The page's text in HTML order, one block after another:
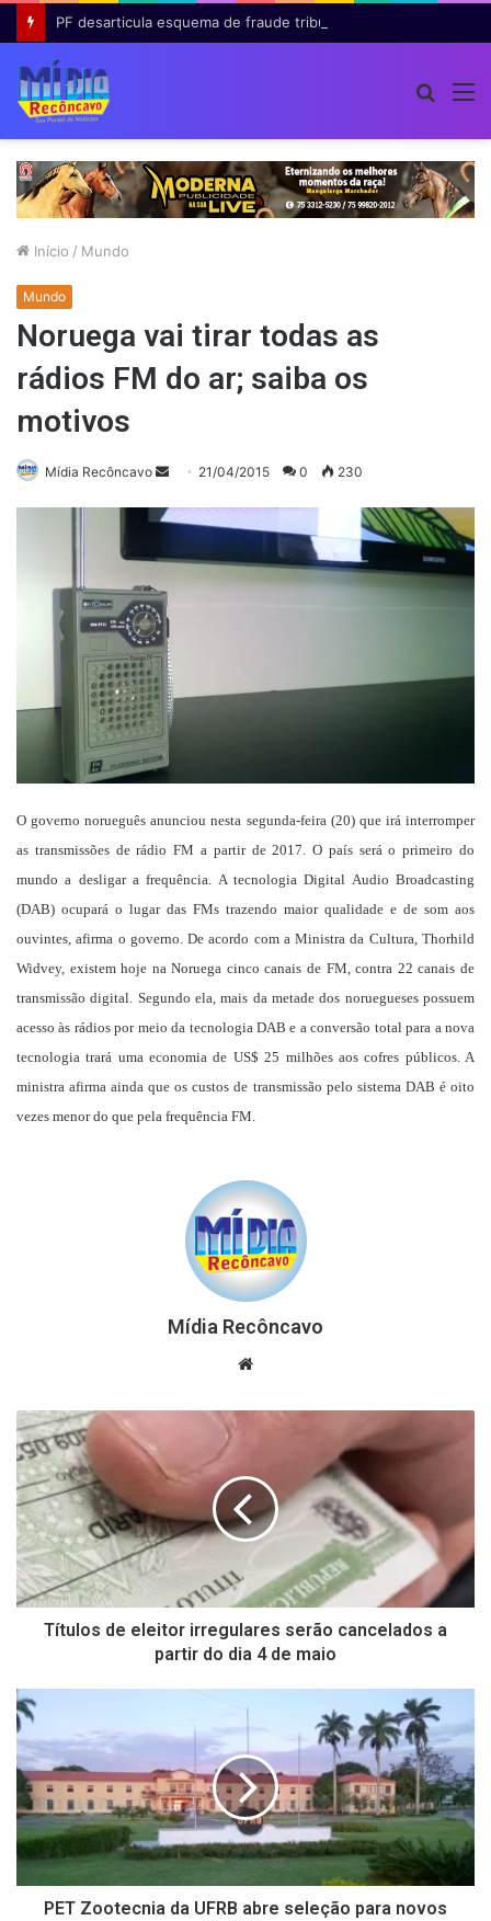
Início / Mundo
Mundo
Noruega vai tirar todas as
rádios FM do ar; saiba os
motivos
Mídia Recôncavo
Mande
e-
21/04/2015 0 230
O governo norueguês anunciou nesta segunda-feira (20) que irá interromper
as transmissões de rádio FM a partir de 2017. O país será o primeiro do
mundo a desligar a frequência. A tecnologia Digital Audio Broadcasting
(DAB) ocupará o lugar das FMs trazendo maior qualidade e de som aos
ouvintes, afirma o governo. De acordo com a Ministra da Cultura, Thorhild
Widvey, existem hoje na Noruega cinco canais de FM, contra 22 canais de
transmissão digital. Segundo ela, mais da metade dos noruegueses possuem
acesso às rádios por meio da tecnologia DAB e a conversão total para a nova
tecnologia trará uma economia de US$ 25 milhões aos cofres públicos. A
ministra afirma ainda que os custos de transmissão pelo sistema DAB é oito
vezes menor do que pela frequência FM.
Mídia Recôncavo
Website
Títulos de eleitor irregulares serão cancelados a
partir do dia 4 de maio
PET Zootecnia da UFRB abre seleção para novos